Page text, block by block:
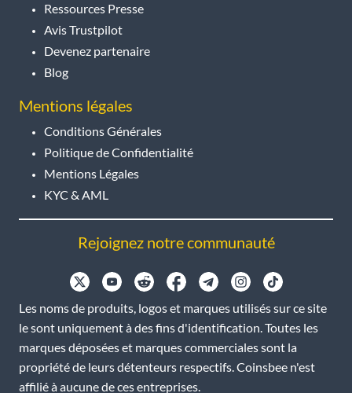
Ressources Presse
Avis Trustpilot
Devenez partenaire
Blog
Mentions légales
Conditions Générales
Politique de Confidentialité
Mentions Légales
KYC & AML
Rejoignez notre communauté
Les noms de produits, logos et marques utilisés sur ce site
le sont uniquement à des fins d'identification. Toutes les
marques déposées et marques commerciales sont la
propriété de leurs détenteurs respectifs. Coinsbee n'est
affilié à aucune de ces entreprises.